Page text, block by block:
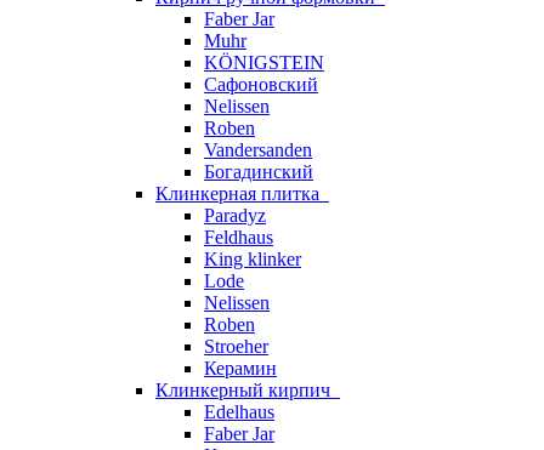
Faber Jar
Muhr
KÖNIGSTEIN
Сафоновский
Nelissen
Roben
Vandersanden
Богадинский
Клинкерная плитка
Paradyz
Feldhaus
King klinker
Lode
Nelissen
Roben
Stroeher
Керамин
Клинкерный кирпич
Edelhaus
Faber Jar